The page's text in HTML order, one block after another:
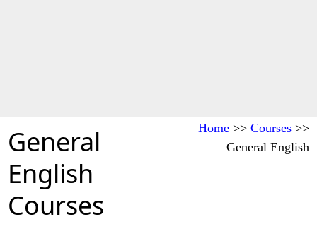
General
English
Courses
Home>> Courses>>
General English